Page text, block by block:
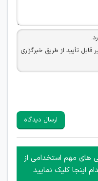
قابل تأیید از طریق خبرگزاری
ندارد.
طریقی قصد مأیوس کردن
افراد (مسئول و غیر مسئول)
حضوری چه به صورت دسته
ندارد.
ارسال دیدگاه
های مهم استخدامی از
اینجا کلیک نمایید